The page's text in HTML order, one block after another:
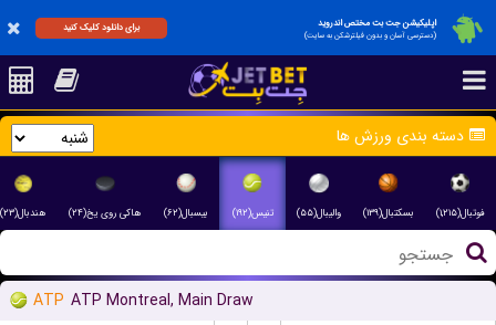
اپلیکیشن جت بت مختص اندروید
(دسترسی آسان و بدون فیلترشکن به سایت)
برای دانلود کلیک کنید
دسته بندی ورزش ها
فوتبال(۱,۲۱۵) بسکتبال(۱۳۹) والیبال(۵۵) تنیس(۱۹۲) بیسبال(۶۲) هاکی روی یخ(۲۴) هندبال(۲۳)
ATP ATP Montreal, Main Draw